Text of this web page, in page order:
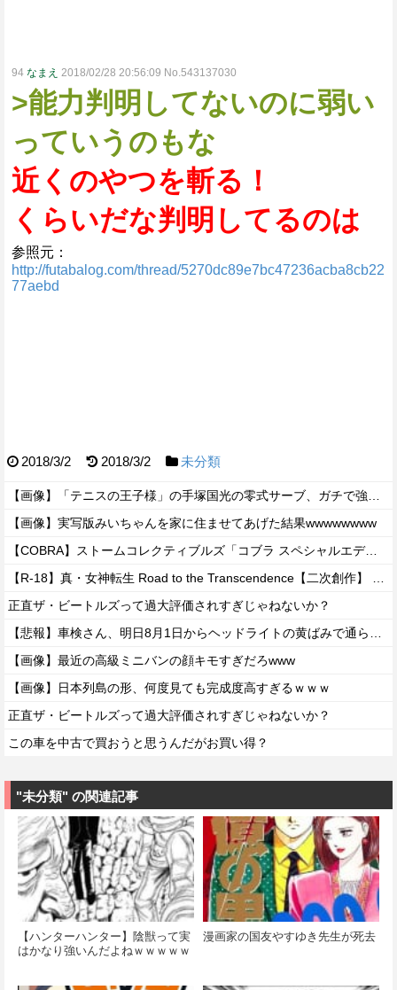
94 なまえ 2018/02/28 20:56:09 No.543137030
>能力判明してないのに弱い
っていうのもな
近くのやつを斬る！
くらいだな判明してるのは
参照元：
http://futabalog.com/thread/5270dc89e7bc47236acba8cb22
77aebd
2018/3/2 2018/3/2 未分類
【画像】実写版みいちゃんを家に住ませてあげた結果wwwwwwww
【COBRA】ストームコレクティブルズ「コブラ スペシャルエディション」アクションフィギュア【予約開始】
正直ザ・ビートルズって過大評価されすぎじゃねないか？
【画像】最近の高級ミニバンの顔キモすぎだろwww
【画像】日本列島の形、何度見ても完成度高すぎるｗｗｗ
正直ザ・ビートルズって過大評価されすぎじゃねないか？
この車を中古で買おうと思うんだがお買い得？
"未分類" の関連記事
【ハンターハンター】陰獣って実
はかなり強いんだよねｗｗｗｗｗ
漫画家の国友やすゆき先生が死去